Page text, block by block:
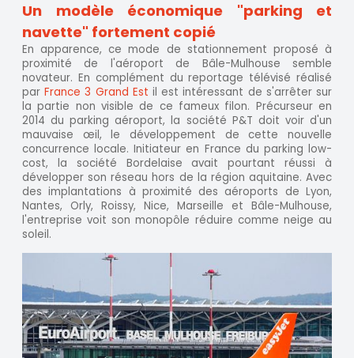
Un modèle économique "parking et
navette" fortement copié
En apparence, ce mode de stationnement proposé à
proximité de l'aéroport de Bâle-Mulhouse semble
novateur. En complément du reportage télévisé réalisé
parFrance 3 Grand Est il est intéressant de s'arrêter sur
la partie non visible de ce fameux filon. Précurseur en
2014 du parking aéroport, la société P&T doit voir d'un
mauvaise œil, le développement de cette nouvelle
concurrence locale. Initiateur en France du parking low-
cost, la société Bordelaise avait pourtant réussi à
développer son réseau hors de la région aquitaine. Avec
des implantations à proximité des aéroports de Lyon,
Nantes, Orly, Roissy, Nice, Marseille et Bâle-Mulhouse,
l'entreprise voit son monopôle réduire comme neige au
soleil.